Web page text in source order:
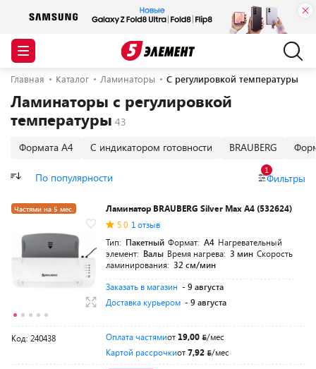
Главная Каталог Ламинаторы С регулировкой температуры
Ламинаторы с регулировкой
температуры
Формата А4 С индикатором готовности BRAUBERG
По популярности Фильтры
1
Частями на 5 мес.
Ламинатор BRAUBERG Silver Max A4 (532624)
5.0 1 отзыв
Тип: Пакетный Формат: A4 Нагревательный
элемент: Валы Время нагрева: 3 мин Скорость
ламинирования: 32 см/мин
Заказать в магазин - 9 августа
Доставка курьером - 9 августа
Код: 240438 Оплата частямиот 19,00
/мес
Картой рассрочкиот7,92 /мес